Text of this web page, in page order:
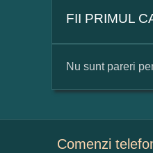
FII PRIMUL
Numele
Nu sunt pareri
Comenzi